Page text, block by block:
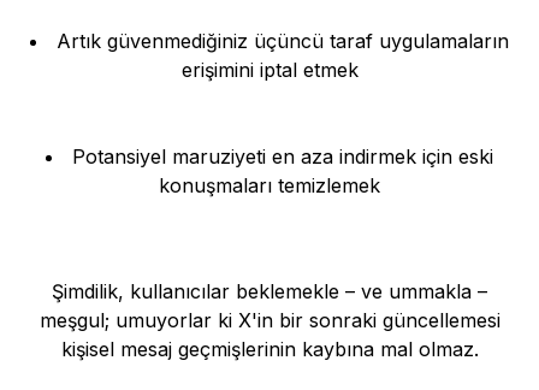
Artık güvenmediğiniz üçüncü taraf uygulamaların
erişimini iptal etmek
Potansiyel maruziyeti en aza indirmek için eski
konuşmaları temizlemek
Şimdilik, kullanıcılar beklemekle – ve ummakla –
meşgul; umuyorlar ki X'in bir sonraki güncellemesi
kişisel mesaj geçmişlerinin kaybına mal olmaz.